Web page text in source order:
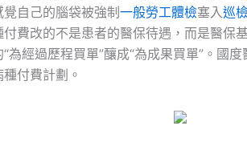
自己的腦袋被強制一般勞工體檢塞入巡
費改的不是患者的醫保待遇，而是醫保
“為經過歷程買單”釀成“為成果買單”。國
付費計劃。